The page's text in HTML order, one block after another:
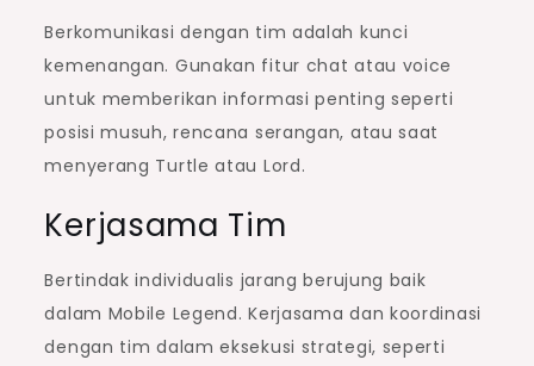
Berkomunikasi dengan tim adalah kunci
kemenangan. Gunakan fitur chat atau voice
untuk memberikan informasi penting seperti
posisi musuh, rencana serangan, atau saat
menyerang Turtle atau Lord.
Kerjasama Tim
Bertindak individualis jarang berujung baik
dalam Mobile Legend. Kerjasama dan koordinasi
dengan tim dalam eksekusi strategi, seperti